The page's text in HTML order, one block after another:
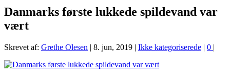
Danmarks første lukkede spildevand var
vært
Skrevet af: Grethe Olesen | 8. jun, 2019 | Ikke kategoriserede | 0 |